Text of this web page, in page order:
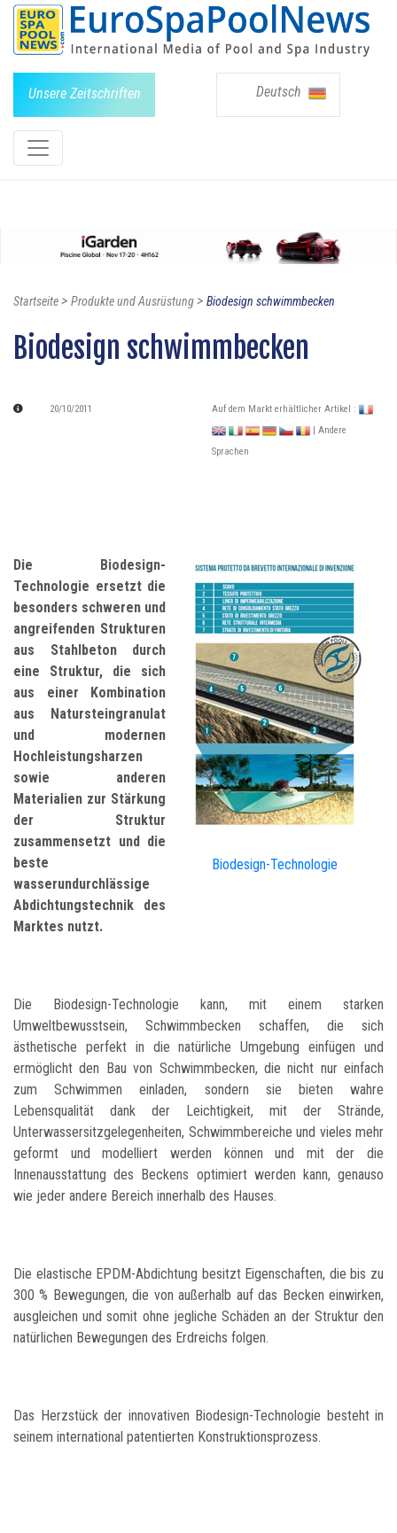
Unsere Zeitschriften Deutsch
Startseite> Produkte und Ausrüstung> Biodesign schwimmbecken
Biodesign schwimmbecken
20/10/2011
Auf dem Markt erhältlicher Artikel :
| Andere
Sprachen
Biodesign-Technologie
Die Biodesign-
Technologie ersetzt die
besonders schweren und
angreifenden Strukturen
aus Stahlbeton durch
eine Struktur, die sich
aus einer Kombination
aus Natursteingranulat
und modernen
Hochleistungsharzen
sowie anderen
Materialien zur Stärkung
der Struktur
zusammensetzt und die
beste
wasserundurchlässige
Abdichtungstechnik des
Marktes nutzt.
Die Biodesign-Technologie kann, mit einem starken
Umweltbewusstsein, Schwimmbecken schaffen, die sich
ästhetische perfekt in die natürliche Umgebung einfügen und
ermöglicht den Bau von Schwimmbecken, die nicht nur einfach
zum Schwimmen einladen, sondern sie bieten wahre
Lebensqualität dank der Leichtigkeit, mit der Strände,
Unterwassersitzgelegenheiten, Schwimmbereiche und vieles mehr
geformt und modelliert werden können und mit der die
Innenausstattung des Beckens optimiert werden kann, genauso
wie jeder andere Bereich innerhalb des Hauses.
Die elastische EPDM-Abdichtung besitzt Eigenschaften, die bis zu
300 % Bewegungen, die von außerhalb auf das Becken einwirken,
ausgleichen und somit ohne jegliche Schäden an der Struktur den
natürlichen Bewegungen des Erdreichs folgen.
Das Herzstück der innovativen Biodesign-Technologie besteht in
seinem international patentierten Konstruktionsprozess.